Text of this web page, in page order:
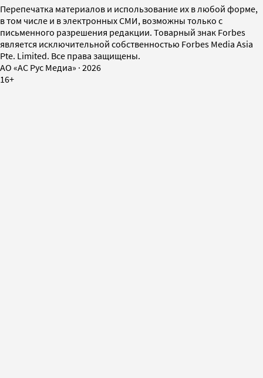
Перепечатка материалов и использование их в любой форме,
в том числе и в электронных СМИ, возможны только с
письменного разрешения редакции. Товарный знак Forbes
является исключительной собственностью Forbes Media Asia
Pte. Limited. Все права защищены.
AO «АС Рус Медиа» · 2026
16+